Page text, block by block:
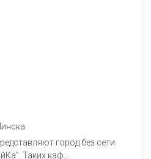
город без сети
Таких каф...